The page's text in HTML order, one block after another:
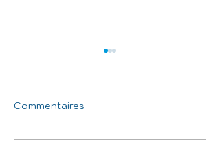
Commentaires